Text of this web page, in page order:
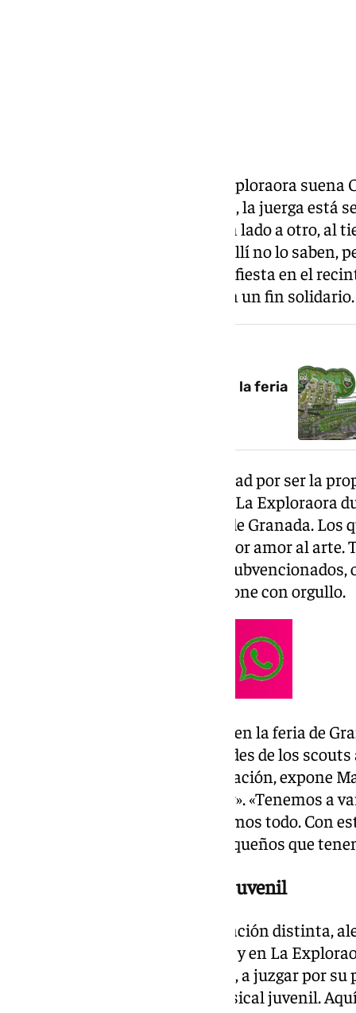
Cae la tarde y en la caseta La Exploraora
la carpa, de rayas blanquiazules, la juerga está
vestidos de gitana danzan de un lado a otro, al
de aire fresco. Y quienes están allí no lo
buena causa. Porque no todo es fiesta en el
poco sí, pero también la hay con un fin solidario.
Los peques toman el control de la feria
Marga, conocida por media ciudad por ser la
las voluntarias que trabajan en La Exploraora
que montan los grupos scouts de Granada.
nada, venimos de voluntarios, por amor al arte.
darlo a los niños que tenemos
Es nuestra labor solidaria», expone con orgullo.
La caseta lleva casi una década en la feria de
facilitar el acceso a las actividades de los
dificultad. Porque esta programación, expone
todas las familias pueden llegar». «Tenemos a
fuera, a los que les proporcionamos todo. Con
subvencionamos a todos los pequeños que
Premios al mejor ambiente juvenil
Con ello, la dotan de una motivación distinta,
eso sí, una caseta es una caseta y en La
De hecho, no se les da nada mal, a juzgar por
premios al mejor ambiente musical juvenil.